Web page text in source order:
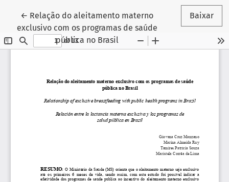
← Voltar aos Detalhes do Artigo
Relação do aleitamento materno
exclusivo com os programas de saúde
pública no Brasil
Baixar